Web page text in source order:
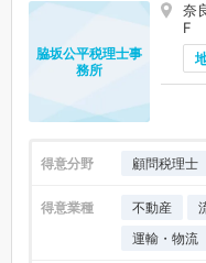
奈
F
脇坂公平税理士事
務所
得意分野 顧問税理士
得意業種 不動産
運輸・物流